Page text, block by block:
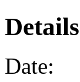
Details
Date: